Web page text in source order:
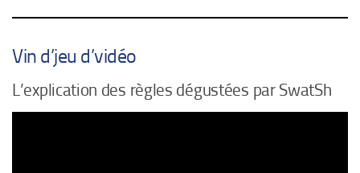
Vin d’jeu d’vidéo
L’explication des règles dégustées par SwatSh